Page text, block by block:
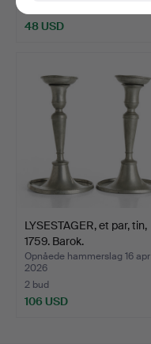
48 USD
LYSESTAGER, et par, tin,
1759. Barok.
Opnåede hammerslag 16 apr
2026
2 bud
106 USD